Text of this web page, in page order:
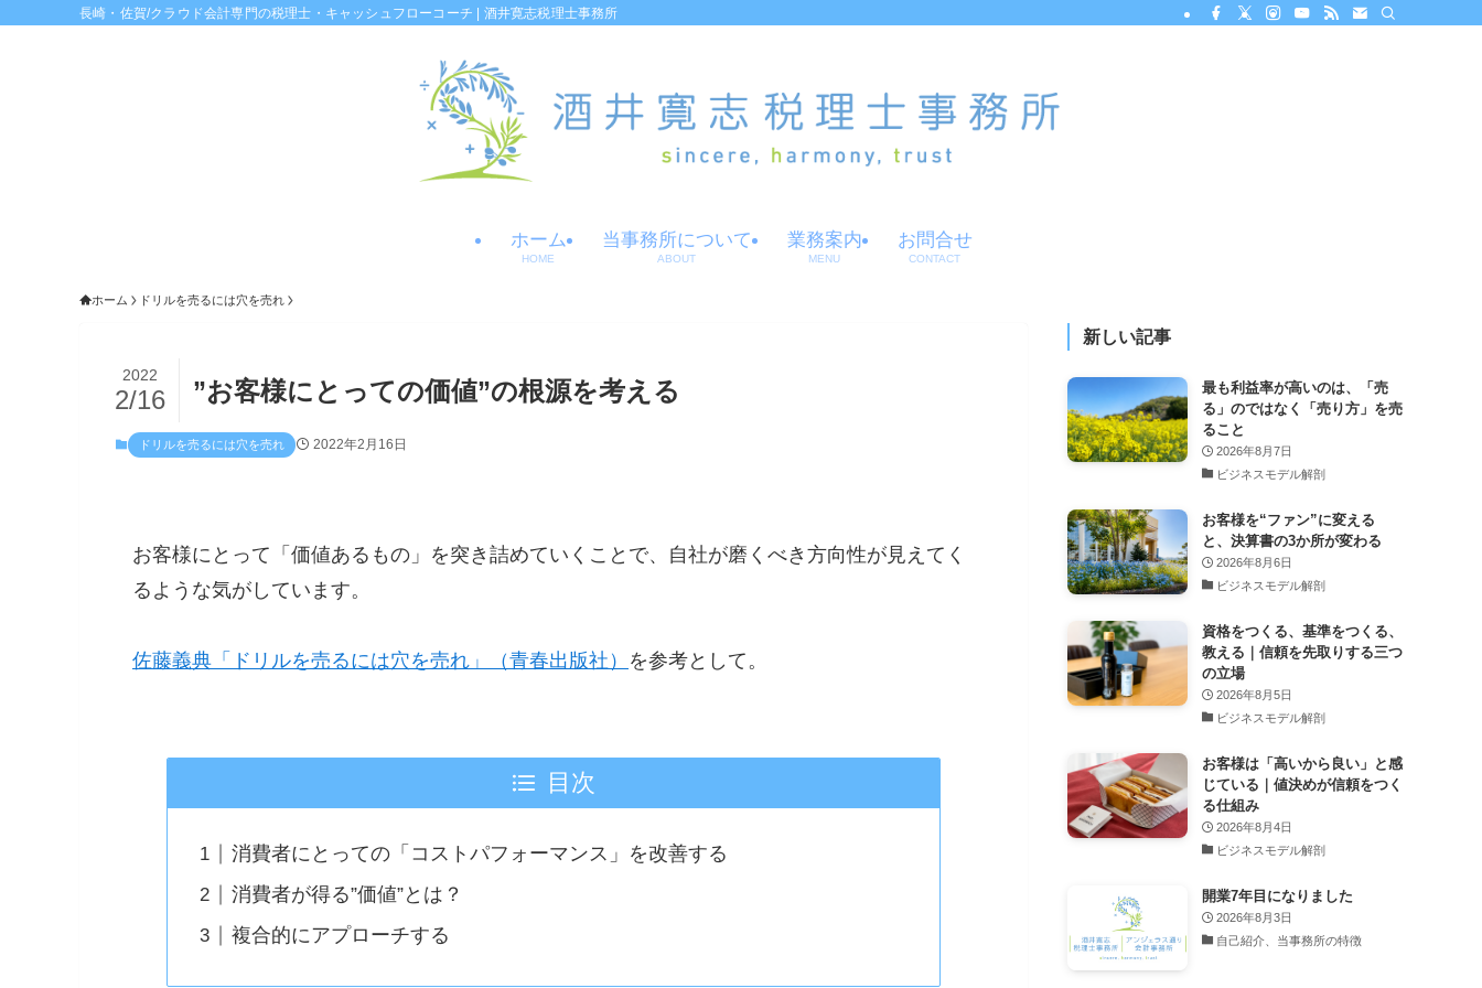
長崎・佐賀/クラウド会計専門の税理士・キャッシュフローコーチ | 酒井寛志税理士事務所
ホーム
HOME
当事務所について
ABOUT
業務案内
MENU
お問合せ
CONTACT
ホーム ドリルを売るには穴を売れ
”お客様にとっての価値”の根源を考える
2022
2/16
ドリルを売るには穴を売れ 2022年2月16日
お客様にとって「価値あるもの」を突き詰めていくことで、自社が磨くべき方向性が見えてく
るような気がしています。
佐藤義典「ドリルを売るには穴を売れ」（青春出版社） を参考として。
目次
消費者にとっての「コストパフォーマンス」を改善する
消費者が得る”価値”とは？
複合的にアプローチする
新しい記事
最も利益率が高いのは、「売
る」のではなく「売り方」を売
ること
2026年8月7日
ビジネスモデル解剖
お客様を“ファン”に変える
と、決算書の3か所が変わる
2026年8月6日
ビジネスモデル解剖
資格をつくる、基準をつくる、
教える｜信頼を先取りする三つ
の立場
2026年8月5日
ビジネスモデル解剖
お客様は「高いから良い」と感
じている｜値決めが信頼をつく
る仕組み
2026年8月4日
ビジネスモデル解剖
開業7年目になりました
2026年8月3日
自己紹介、当事務所の特徴